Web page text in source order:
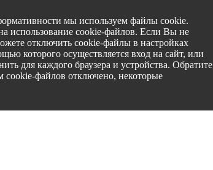
мы используем файлы cookie.
использование cookie-файлов. Если Вы не
отключить cookie-файлы в настройках
которого осуществляется вход на сайт, или
для каждого браузера и устройства. Обратите
cookie-файлов отключено, некоторые